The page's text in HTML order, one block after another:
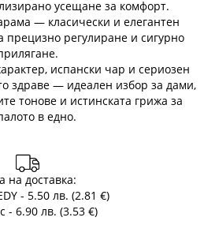
усещане за комфорт.
— класически и елегантен
прецизно регулиране и сигурно
испански чар и сериозен
здраве — идеален избор за дами,
тонове и истинската грижа за
в едно.
на доставка:
- 5.50 лв. (2.81 €)
- 6.90 лв. (3.53 €)